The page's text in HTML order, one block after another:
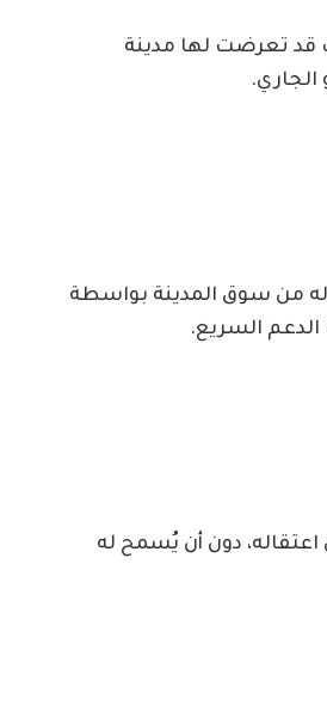
قد تعرضت لها مدينة
إن الأخير جرى اعتقاله من سوق المدينة بواسطة
الدعم السريع.
دون أن يُسمح له